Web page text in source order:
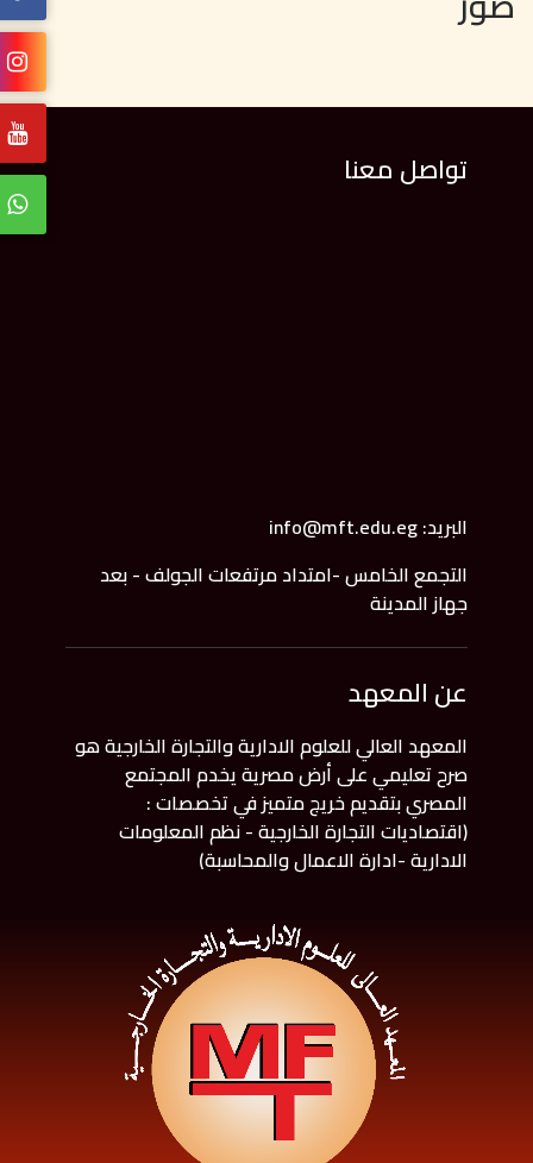
تواصل معنا
البريد: info@mft.edu.eg
التجمع الخامس -امتداد مرتفعات الجولف - بعد
جهاز المدينة
عن المعهد
المعهد العالي للعلوم الادارية والتجارة الخارجية هو
صرح تعليمي على أرض مصرية يخدم المجتمع
المصري بتقديم خريج متميز في تخصصات :
(اقتصاديات التجارة الخارجية - نظم المعلومات
الادارية -ادارة الاعمال والمحاسبة)